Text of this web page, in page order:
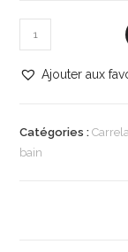
Ajouter aux
Catégories :
bain